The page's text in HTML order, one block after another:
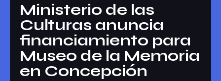
Ministerio de las
Culturas anuncia
financiamiento para
Museo de la Memoria
en Concepción